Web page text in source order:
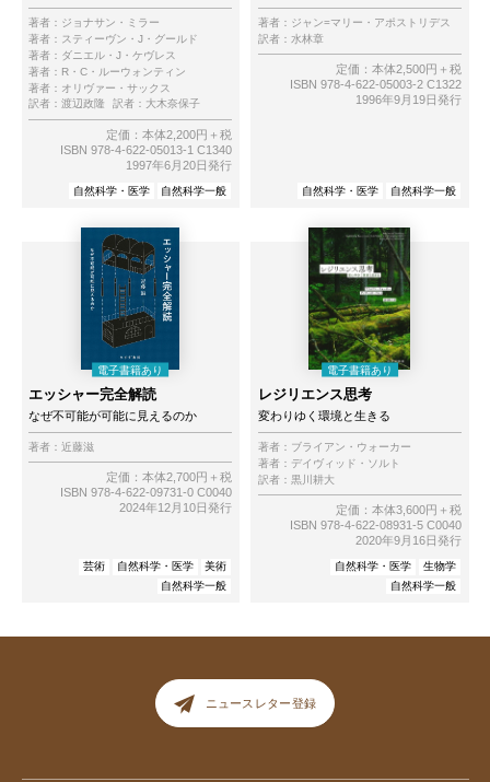
著者： ジョナサン・ミラー
著者： スティーヴン・J・グールド
著者： ダニエル・J・ケヴレス
著者： R・C・ルーウォンティン
著者： オリヴァー・サックス
訳者： 渡辺政隆 訳者： 大木奈保子
定価：本体2,200円＋税
ISBN 978-4-622-05013-1 C1340
1997年6月20日発行
自然科学・医学 自然科学一般
著者： ジャン=マリー・アポストリデス
訳者： 水林章
定価：本体2,500円＋税
ISBN 978-4-622-05003-2 C1322
1996年9月19日発行
自然科学・医学 自然科学一般
エッシャー完全解読
なぜ不可能が可能に見えるのか
著者： 近藤滋
定価：本体2,700円＋税
ISBN 978-4-622-09731-0 C0040
2024年12月10日発行
芸術 自然科学・医学
美術
自然科学一般
レジリエンス思考
変わりゆく環境と生きる
著者： ブライアン・ウォーカー
著者： デイヴィッド・ソルト
訳者： 黒川耕大
定価：本体3,600円＋税
ISBN 978-4-622-08931-5 C0040
2020年9月16日発行
自然科学・医学
生物学
自然科学一般
ニュースレター登録